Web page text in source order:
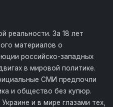
реальности. За 18 лет
материалов о
российско-западных
в мировой политике.
СМИ предпочли
и общество без купюр.
и в мире глазами тех,